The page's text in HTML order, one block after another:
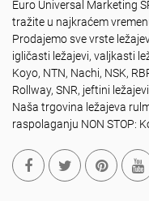
Euro Universal Marketing
tražite u najkraćem
Prodajemo sve vrste
igličasti ležajevi, valjkasti
Koyo, NTN, Nachi, NSK,
Rollway, SNR, jeftini
Naša trgovina ležajeva
raspolaganju NON STOP: